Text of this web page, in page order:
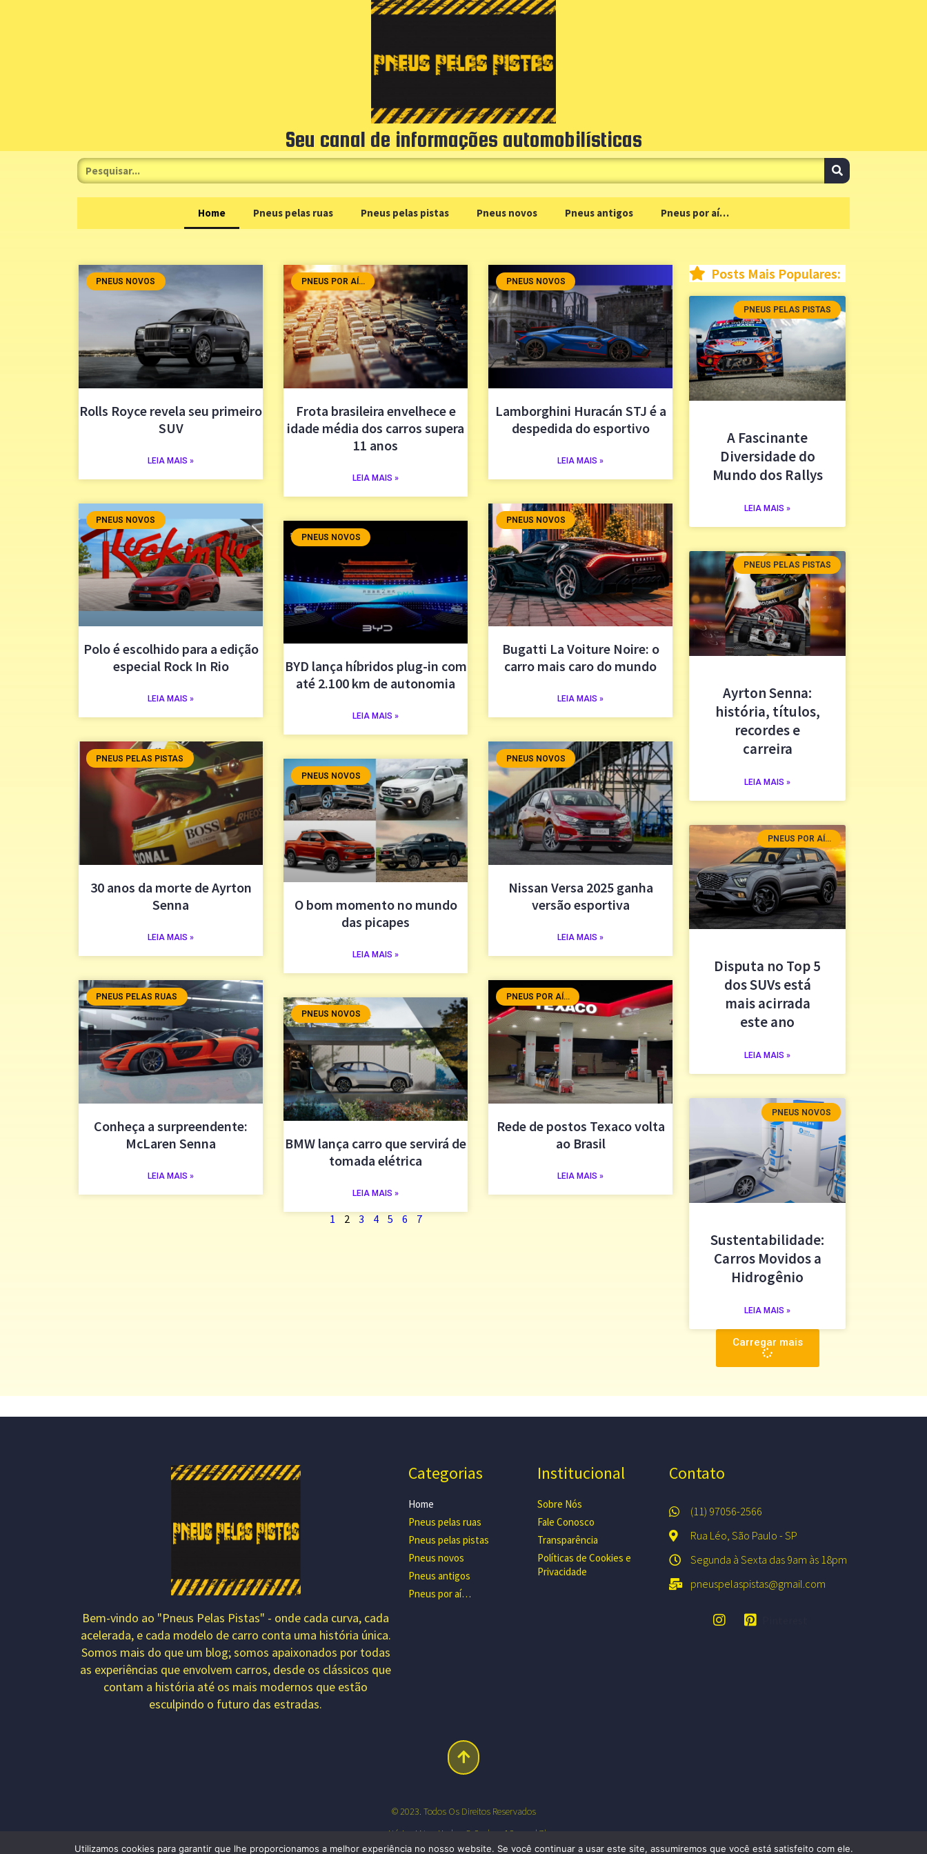
Seu canal de informações automobilísticas
Home Pneus pelas ruas Pneus pelas pistas Pneus novos Pneus antigos Pneus por aí…
PNEUS NOVOS
Rolls Royce revela seu primeiro
SUV
LEIA MAIS »
PNEUS POR AÍ...
Frota brasileira envelhece e
idade média dos carros supera
11 anos
LEIA MAIS »
PNEUS NOVOS
Lamborghini Huracán STJ é a
despedida do esportivo
LEIA MAIS »
PNEUS NOVOS
Polo é escolhido para a edição
especial Rock In Rio
LEIA MAIS »
PNEUS NOVOS
BYD lança híbridos plug-in com
até 2.100 km de autonomia
LEIA MAIS »
PNEUS NOVOS
Bugatti La Voiture Noire: o
carro mais caro do mundo
LEIA MAIS »
PNEUS PELAS PISTAS
30 anos da morte de Ayrton
Senna
LEIA MAIS »
PNEUS NOVOS
O bom momento no mundo
das picapes
LEIA MAIS »
PNEUS NOVOS
Nissan Versa 2025 ganha
versão esportiva
LEIA MAIS »
PNEUS PELAS RUAS
Conheça a surpreendente:
McLaren Senna
LEIA MAIS »
PNEUS NOVOS
BMW lança carro que servirá de
tomada elétrica
LEIA MAIS »
PNEUS POR AÍ...
Rede de postos Texaco volta
ao Brasil
LEIA MAIS »
1 2 3 4 5 6 7
Posts Mais Populares:
PNEUS PELAS PISTAS
A Fascinante
Diversidade do
Mundo dos Rallys
LEIA MAIS »
PNEUS PELAS PISTAS
Ayrton Senna:
história, títulos,
recordes e
carreira
LEIA MAIS »
PNEUS POR AÍ...
Disputa no Top 5
dos SUVs está
mais acirrada
este ano
LEIA MAIS »
PNEUS NOVOS
Sustentabilidade:
Carros Movidos a
Hidrogênio
LEIA MAIS »
Carregar mais
Bem-vindo ao "Pneus Pelas Pistas" - onde cada curva, cada
acelerada, e cada modelo de carro conta uma história única.
Somos mais do que um blog; somos apaixonados por todas
as experiências que envolvem carros, desde os clássicos que
contam a história até os mais modernos que estão
esculpindo o futuro das estradas.
Categorias
Home
Pneus pelas ruas
Pneus pelas pistas
Pneus novos
Pneus antigos
Pneus por aí…
Institucional
Sobre Nós
Fale Conosco
Transparência
Políticas de Cookies e
Privacidade
Contato
(11) 97056-2566
Rua Léo, São Paulo - SP
Segunda à Sexta das 9am às 18pm
pneuspelaspistas@gmail.com
© 2023. Todos Os Direitos Reservados
…até Aqui Nos Ajudou O Senhor. 1Samuel 7b
Utilizamos cookies para garantir que lhe proporcionamos a melhor experiência no nosso website. Se você continuar a usar este site, assumiremos que você está satisfeito com ele.